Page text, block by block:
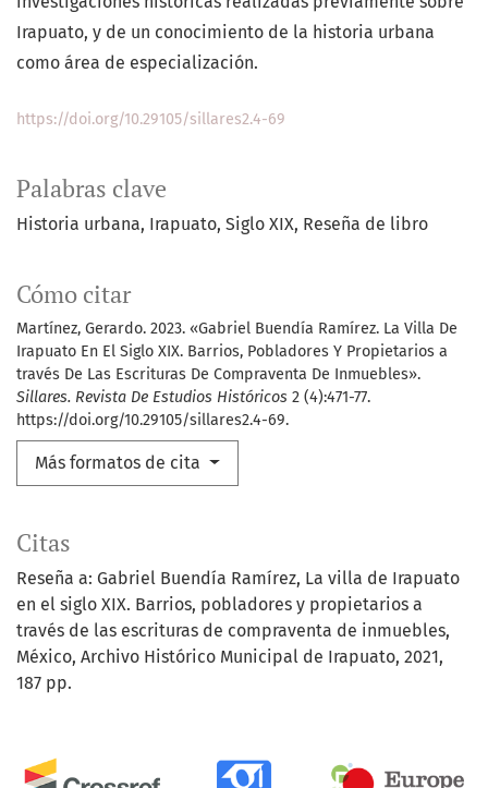
Palabras clave
Historia urbana Irapuato Siglo XIX Reseña de libro
Cómo citar
Martínez, Gerardo. 2023. «Gabriel Buendía Ramírez. La Villa De
Irapuato En El Siglo XIX. Barrios, Pobladores Y Propietarios a
través De Las Escrituras De Compraventa De Inmuebles».
Sillares. Revista De Estudios Históricos 2 (4):471-77.
https://doi.org/10.29105/sillares2.4-69.
Más formatos de cita
Irapuato, y de un conocimiento de la historia urbana
como área de especialización.
https://doi.org/10.29105/sillares2.4-69
Citas
Reseña a: Gabriel Buendía Ramírez, La villa de Irapuato
en el siglo XIX. Barrios, pobladores y propietarios a
través de las escrituras de compraventa de inmuebles,
México, Archivo Histórico Municipal de Irapuato, 2021,
187 pp.